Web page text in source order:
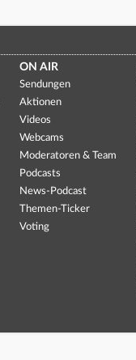
ON AIR
Sendungen
Aktionen
Videos
Webcams
Moderatoren & Team
Podcasts
News-Podcast
Themen-Ticker
Voting